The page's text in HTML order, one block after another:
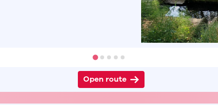
Open route